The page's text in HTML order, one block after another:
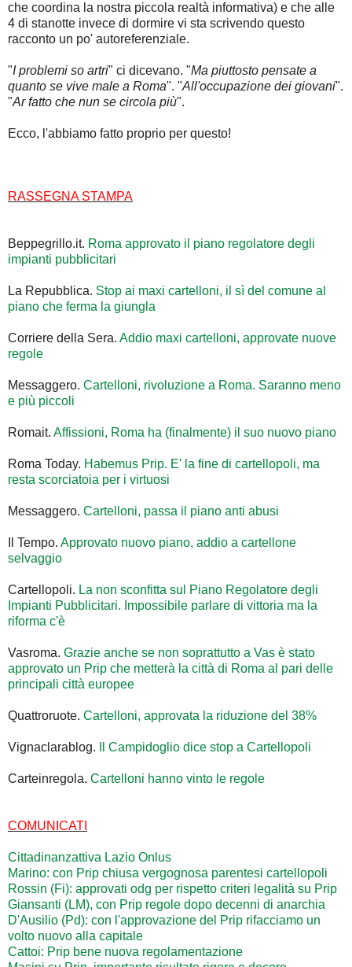
che coordina la nostra piccola realtà informativa) e che alle
4 di stanotte invece di dormire vi sta scrivendo questo
racconto un po' autoreferenziale.
"I problemi so artri" ci dicevano. "Ma piuttosto pensate a
quanto se vive male a Roma". "All'occupazione dei giovani".
"Ar fatto che nun se circola più".
Ecco, l'abbiamo fatto proprio per questo!
RASSEGNA STAMPA
Beppegrillo.it. Roma approvato il piano regolatore degli
impianti pubblicitari
La Repubblica. Stop ai maxi cartelloni, il sì del comune al
piano che ferma la giungla
Corriere della Sera. Addio maxi cartelloni, approvate nuove
regole
Messaggero. Cartelloni, rivoluzione a Roma. Saranno meno
e più piccoli
Romait. Affissioni, Roma ha (finalmente) il suo nuovo piano
Roma Today. Habemus Prip. E' la fine di cartellopoli, ma
resta scorciatoia per i virtuosi
Messaggero. Cartelloni, passa il piano anti abusi
Il Tempo. Approvato nuovo piano, addio a cartellone
selvaggio
Cartellopoli. La non sconfitta sul Piano Regolatore degli
Impianti Pubblicitari. Impossibile parlare di vittoria ma la
riforma c'è
Vasroma. Grazie anche se non soprattutto a Vas è stato
approvato un Prip che metterà la città di Roma al pari delle
principali città europee
Quattroruote. Cartelloni, approvata la riduzione del 38%
Vignaclarablog. Il Campidoglio dice stop a Cartellopoli
Carteinregola. Cartelloni hanno vinto le regole
COMUNICATI
Cittadinanzattiva Lazio Onlus
Marino: con Prip chiusa vergognosa parentesi cartellopoli
Rossin (Fi): approvati odg per rispetto criteri legalità su Prip
Giansanti (LM), con Prip regole dopo decenni di anarchia
D'Ausilio (Pd): con l'approvazione del Prip rifacciamo un
volto nuovo alla capitale
Cattoi: Prip bene nuova regolamentazione